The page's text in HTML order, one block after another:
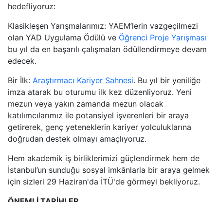
hedefliyoruz:
Klasikleşen Yarışmalarımız: YAEM’lerin vazgeçilmezi
olan YAD Uygulama Ödülü ve Öğrenci Proje Yarışması
bu yıl da en başarılı çalışmaları ödüllendirmeye devam
edecek.
Bir İlk: Araştırmacı Kariyer Sahnesi. Bu yıl bir yeniliğe
imza atarak bu oturumu ilk kez düzenliyoruz. Yeni
mezun veya yakın zamanda mezun olacak
katılımcılarımız ile potansiyel işverenleri bir araya
getirerek, genç yeteneklerin kariyer yolculuklarına
doğrudan destek olmayı amaçlıyoruz.
Hem akademik iş birliklerimizi güçlendirmek hem de
İstanbul’un sunduğu sosyal imkânlarla bir araya gelmek
için sizleri 29 Haziran'da İTÜ'de görmeyi bekliyoruz.